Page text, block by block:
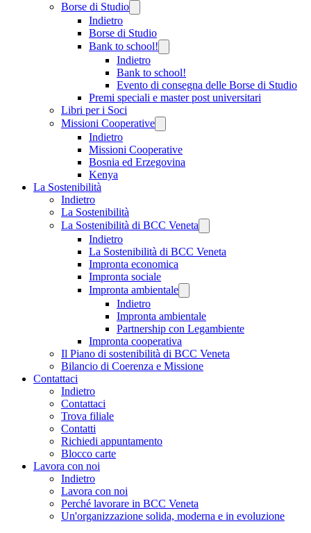
Borse di Studio
Indietro
Borse di Studio
Bank to school!
Indietro
Bank to school!
Evento di consegna delle Borse di Studio
Premi speciali e master post universitari
Libri per i Soci
Missioni Cooperative
Indietro
Missioni Cooperative
Bosnia ed Erzegovina
Kenya
La Sostenibilità
Indietro
La Sostenibilità
La Sostenibilità di BCC Veneta
Indietro
La Sostenibilità di BCC Veneta
Impronta economica
Impronta sociale
Impronta ambientale
Indietro
Impronta ambientale
Partnership con Legambiente
Impronta cooperativa
Il Piano di sostenibilità di BCC Veneta
Bilancio di Coerenza e Missione
Contattaci
Indietro
Contattaci
Trova filiale
Contatti
Richiedi appuntamento
Blocco carte
Lavora con noi
Indietro
Lavora con noi
Perché lavorare in BCC Veneta
Un'organizzazione solida, moderna e in evoluzione